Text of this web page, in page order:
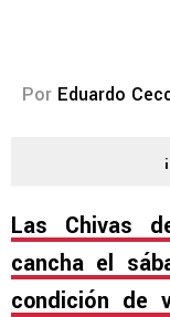
Por Eduardo
Las Chivas
cancha el
condición de